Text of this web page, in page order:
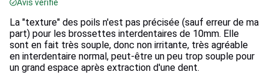
Avis vérifié
La "texture" des poils n'est pas précisée (sauf erreur de ma
part) pour les brossettes interdentaires de 10mm. Elle
sont en fait très souple, donc non irritante, très agréable
en interdentaire normal, peut-être un peu trop souple pour
un grand espace après extraction d'une dent.